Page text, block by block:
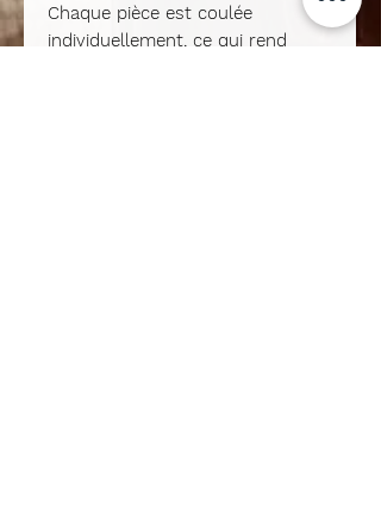
Chaque pièce est coulée
individuellement, ce qui rend